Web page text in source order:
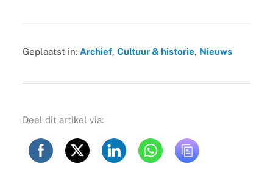
Geplaatst in: Archief, Cultuur & historie, Nieuws
Deel dit artikel via: